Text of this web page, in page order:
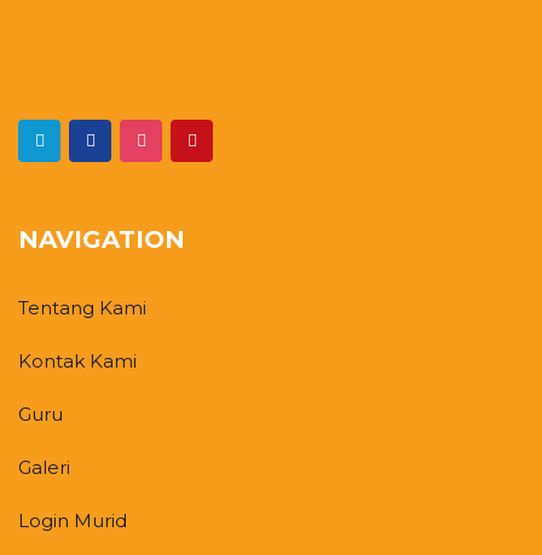
NAVIGATION
Tentang Kami
Kontak Kami
Guru
Galeri
Login Murid